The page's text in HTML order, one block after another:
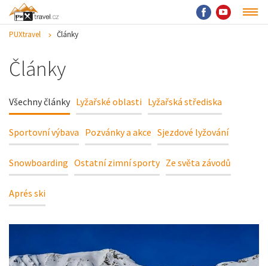
PUXtravel Články
Články
Všechny články Lyžařské oblasti Lyžařská střediska
Sportovní výbava Pozvánky a akce Sjezdové lyžování
Snowboarding Ostatní zimní sporty Ze světa závodů
Aprés ski